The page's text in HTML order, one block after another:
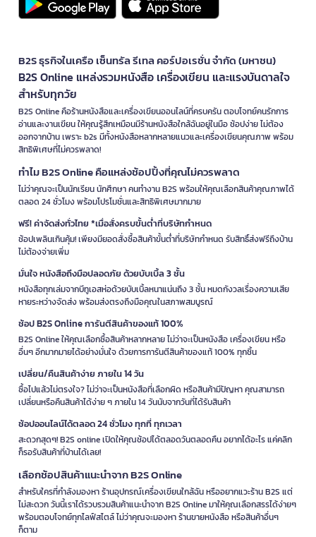
B2S ธุรกิจในเครือ เซ็นทรัล รีเทล คอร์ปอเรชั่น จำกัด (มหาชน)
B2S Online แหล่งรวมหนังสือ เครื่องเขียน และแรงบันดาลใจ
สำหรับทุกวัย
B2S Online คือร้านหนังสือและเครื่องเขียนออนไลน์ที่ครบครัน ตอบโจทย์คนรักการ
อ่านและงานเขียน ให้คุณรู้สึกเหมือนมีร้านหนังสือใกล้ฉันอยู่ในมือ ช้อปง่าย ไม่ต้อง
ออกจากบ้าน เพราะ b2s มีทั้งหนังสือหลากหลายแนวและเครื่องเขียนคุณภาพ พร้อม
สิทธิพิเศษที่ไม่ควรพลาด!
ทำไม B2S Online คือแหล่งช้อปปิ้งที่คุณไม่ควรพลาด
ไม่ว่าคุณจะเป็นนักเรียน นักศึกษา คนทำงาน B2S พร้อมให้คุณเลือกสินค้าคุณภาพได้
ตลอด 24 ชั่วโมง พร้อมโปรโมชั่นและสิทธิพิเศษมากมาย
ฟรี! ค่าจัดส่งทั่วไทย *เมื่อสั่งครบขั้นต่ำที่บริษัทกำหนด
ช้อปเพลินเกินคุ้ม! เพียงมียอดสั่งซื้อสินค้าขั้นต่ำที่บริษัทกำหนด รับสิทธิ์ส่งฟรีถึงบ้าน
ไม่ต้องจ่ายเพิ่ม
มั่นใจ หนังสือถึงมือปลอดภัย ด้วยบับเบิ้ล 3 ชั้น
หนังสือทุกเล่มจากบีทูเอสห่อด้วยบับเบิ้ลหนาแน่นถึง 3 ชั้น หมดกังวลเรื่องความเสีย
หายระหว่างจัดส่ง พร้อมส่งตรงถึงมือคุณในสภาพสมบูรณ์
ช้อป B2S Online การันตีสินค้าของแท้ 100%
B2S Online ให้คุณเลือกซื้อสินค้าหลากหลาย ไม่ว่าจะเป็นหนังสือ เครื่องเขียน หรือ
อื่นๆ อีกมากมายได้อย่างมั่นใจ ด้วยการการันตีสินค้าของแท้ 100% ทุกชิ้น
เปลี่ยน/คืนสินค้าง่าย ภายใน 14 วัน
ซื้อไปแล้วไม่ตรงใจ? ไม่ว่าจะเป็นหนังสือที่เลือกผิด หรือสินค้ามีปัญหา คุณสามารถ
เปลี่ยนหรือคืนสินค้าได้ง่าย ๆ ภายใน 14 วันนับจากวันที่ได้รับสินค้า
ช้อปออนไลน์ได้ตลอด 24 ชั่วโมง ทุกที่ ทุกเวลา
สะดวกสุดๆ! B2S online เปิดให้คุณช้อปได้ตลอดวันตลอดคืน อยากได้อะไร แค่คลิก
ก็รอรับสินค้าที่บ้านได้เลย!
เลือกช้อปสินค้าแนะนำจาก B2S Online
สำหรับใครที่กำลังมองหา ร้านอุปกรณ์เครื่องเขียนใกล้ฉัน หรืออยากแวะร้าน B2S แต่
ไม่สะดวก วันนี้เราได้รวบรวมสินค้าแนะนำจาก B2S Online มาให้คุณเลือกสรรได้ง่ายๆ
พร้อมตอบโจทย์ทุกไลฟ์สไตล์ ไม่ว่าคุณจะมองหา ร้านขายหนังสือ หรือสินค้าอื่นๆ
ก็ตาม